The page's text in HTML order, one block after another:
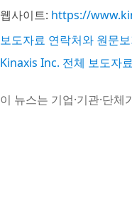
웹사이트: https://
보도자료 연락처와 원문
Kinaxis Inc. 전체 보도자
이 뉴스는 기업·기관·단